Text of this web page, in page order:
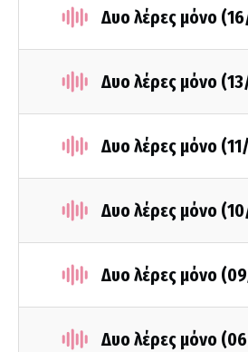
Δυο λέρες μόνο
Δυο λέρες μόνο
Δυο λέρες μόνο
Δυο λέρες μόνο
Δυο λέρες μόνο
Δυο λέρες μόνο